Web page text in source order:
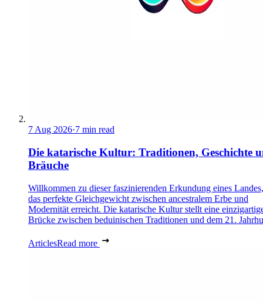
7 Aug 2026·7 min read
Die katarische Kultur: Traditionen, Geschichte
Bräuche
Willkommen zu dieser faszinierenden Erkundung eines
das perfekte Gleichgewicht zwischen ancestralem Erbe und
Modernität erreicht. Die katarische Kultur stellt eine
Brücke zwischen beduinischen Traditionen und dem 21.
ArticlesRead more